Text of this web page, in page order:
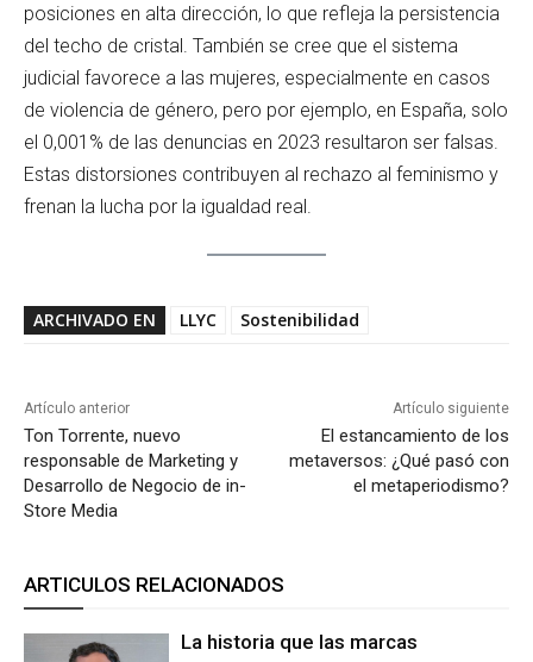
posiciones en alta dirección, lo que refleja la persistencia
del techo de cristal. También se cree que el sistema
judicial favorece a las mujeres, especialmente en casos
de violencia de género, pero por ejemplo, en España, solo
el 0,001% de las denuncias en 2023 resultaron ser falsas.
Estas distorsiones contribuyen al rechazo al feminismo y
frenan la lucha por la igualdad real.
ARCHIVADO EN LLYC Sostenibilidad
Artículo anterior
Ton Torrente, nuevo
responsable de Marketing y
Desarrollo de Negocio de in-
Store Media
Artículo siguiente
El estancamiento de los
metaversos: ¿Qué pasó con
el metaperiodismo?
ARTICULOS RELACIONADOS
La historia que las marcas